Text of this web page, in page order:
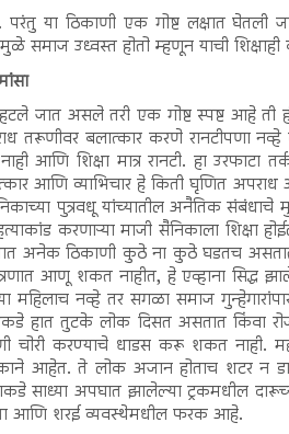
या ठिकाणी एक गोष्ट लक्षात घेतली
समाज उध्वस्त होतो म्हणून याची
जात असले तरी एक गोष्ट स्पष्ट आहे ती
तरूणीवर बलात्कार करणे रानटीपणा
आणि शिक्षा मात्र रानटी. हा उरफाटा
आणि व्याभिचार हे किती घृणित
पुत्रवधू यांच्यातील अनैतिक
करणाऱ्या माजी सैनिकाला शिक्षा
अनेक ठिकाणी कुठे ना कुठे घडतच
आणू शकत नाहीत, हे एव्हाना सिद्ध
महिलाच नव्हे तर सगळा समाज
हात तुटके लोक दिसत असतात किंवा
करण्याचे धाडस करू शकत नाही.
आहेत. ते लोक अजान होताच शटर न
साध्या अपघात झालेल्या ट्रकमधील
आणि शरई व्यवस्थेमधील फरक आहे.